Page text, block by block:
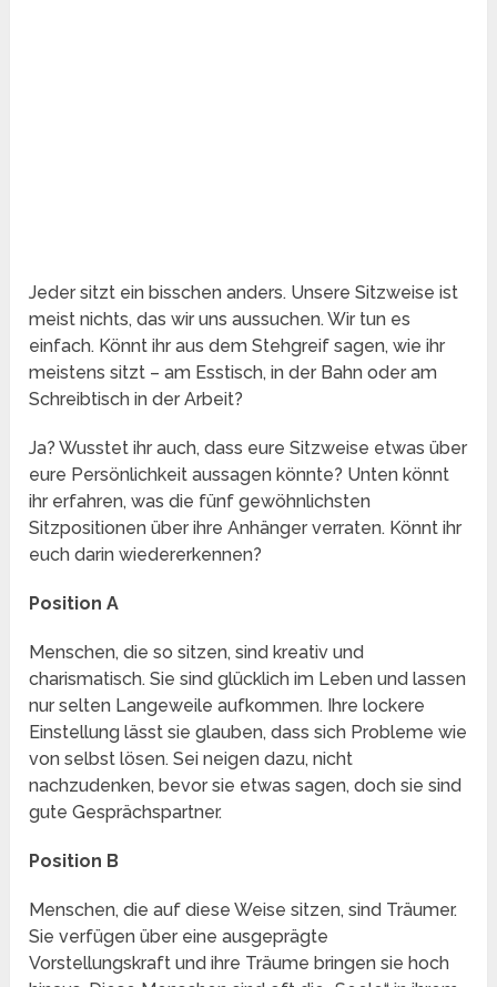
Jeder sitzt ein bisschen anders. Unsere Sitzweise ist
meist nichts, das wir uns aussuchen. Wir tun es
einfach. Könnt ihr aus dem Stehgreif sagen, wie ihr
meistens sitzt – am Esstisch, in der Bahn oder am
Schreibtisch in der Arbeit?
Ja? Wusstet ihr auch, dass eure Sitzweise etwas über
eure Persönlichkeit aussagen könnte? Unten könnt
ihr erfahren, was die fünf gewöhnlichsten
Sitzpositionen über ihre Anhänger verraten. Könnt ihr
euch darin wiedererkennen?
Position A
Menschen, die so sitzen, sind kreativ und
charismatisch. Sie sind glücklich im Leben und lassen
nur selten Langeweile aufkommen. Ihre lockere
Einstellung lässt sie glauben, dass sich Probleme wie
von selbst lösen. Sei neigen dazu, nicht
nachzudenken, bevor sie etwas sagen, doch sie sind
gute Gesprächspartner.
Position B
Menschen, die auf diese Weise sitzen, sind Träumer.
Sie verfügen über eine ausgeprägte
Vorstellungskraft und ihre Träume bringen sie hoch